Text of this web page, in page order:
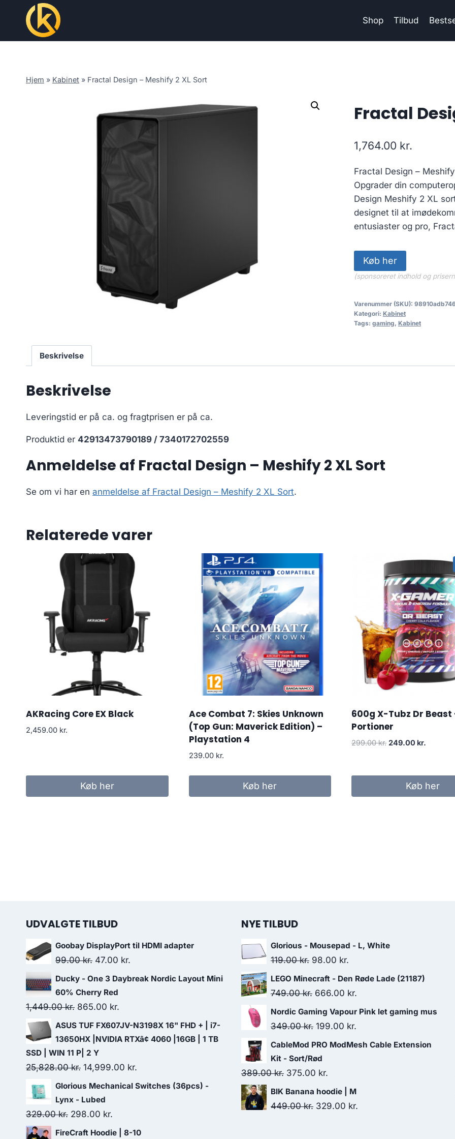
content
Shop Tilbud
Hjem » Kabinet » Fractal Design – Meshify 2 XL Sort
Fractal
1,764.00 kr.
Fractal Design –
Opgrader din
Design Meshify 2 XL
designet til at
entusiaster og pro,
Køb her
(sponsoreret indhold og
Varenummer (SKU):
Kategori: Kabinet
Tags: gaming, Kabinet
Beskrivelse
Beskrivelse
Leveringstid er på ca. og fragtprisen er på ca.
Produktid er 42913473790189 / 7340172702559
Anmeldelse af Fractal Design – Meshify 2 XL Sort
Se om vi har en anmeldelse af Fractal Design – Meshify 2 XL Sort.
Relaterede varer
AKRacing Core EX Black
2,459.00 kr.
Køb her
Ace Combat 7: Skies Unknown
(Top Gun: Maverick Edition) –
Playstation 4
239.00 kr.
Køb her
600g X-Tubz Dr Beast
Portioner
299.00kr. Original
299.00 kr..
249.00 kr.
249.00
Køb her
UDVALGTE TILBUD
Goobay DisplayPort til HDMI adapter
99.00kr. Original
price
was:
99.00 kr..
47.00 kr.
price
Ducky - One 3 Daybreak Nordic Layout Mini
60% Cherry Red
1,449.00kr. Original
price
was:
1,449.00 kr..
865.00 kr.
price
is:
ASUS TUF FX607JV-N3198X 16" FHD + | i7-
13650HX |NVIDIA RTXâ¢ 4060 |16GB | 1 TB
SSD | WIN 11 P| 2 Y
25,828.00kr. Original
price
was:
25,828.00 kr..
14,999.00 kr.
price
Glorious Mechanical Switches (36pcs) -
Lynx - Lubed
329.00kr. Original
price
298.00 kr.
price
FireCraft Hoodie | 8-10
NYE TILBUD
Glorious - Mousepad - L, White
119.00kr. Original
price
was:
98.00 kr.
price
is:
LEGO Minecraft - Den Røde Lade (21187)
749.00kr. Original
price
was:
666.00 kr.
price
Nordic Gaming Vapour Pink let gaming mus
349.00kr. Original
price
was:
349.00 kr..
199.00 kr.
price
CableMod PRO ModMesh Cable Extension
Kit - Sort/Rød
389.00kr. Original
price
was:
375.00 kr.
price
is:
BIK Banana hoodie | M
449.00kr. Original
329.00 kr.